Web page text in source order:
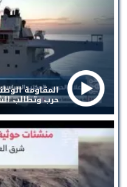
المقاومة
حرب وتطالب